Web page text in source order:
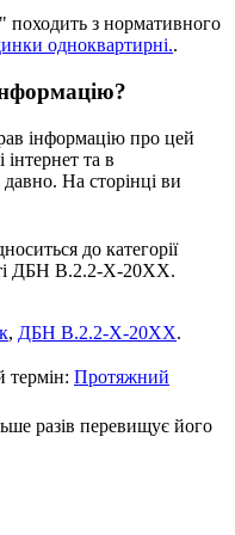
" походить з нормативного
одноквартирні..
інформацію про цей
та в
На сторінці ви
до категорії
ДБН В.2.2-Х-20ХХ.
, ДБН В.2.2-Х-20ХХ.
термін: Протяжний
разів перевищує його